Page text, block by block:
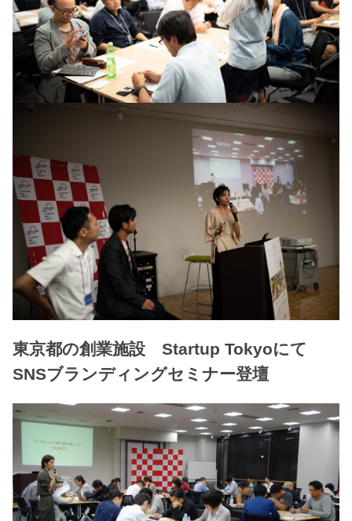
東京都の創業施設 Startup Tokyoにて
SNSブランディングセミナー登壇